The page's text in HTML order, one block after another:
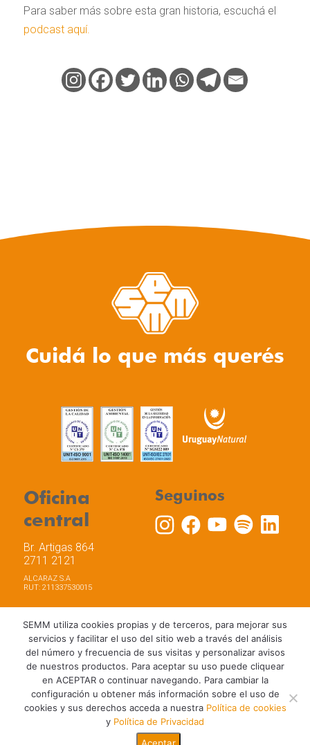
Para saber más sobre esta gran historia, escuchá el
podcast aquí.
Cuidá lo que más querés
Oficina
central
Br. Artigas 864
2711 2121
ALCARAZ S.A
RUT: 211337530015
Seguinos
Trabaja con nosotros
Política de privacidad
Términos y Condiciones de Uso
Política de Cookies
SEMM utiliza cookies propias y de terceros, para mejorar sus
servicios y facilitar el uso del sitio web a través del análisis
del número y frecuencia de sus visitas y personalizar avisos
de nuestros productos. Para aceptar su uso puede cliquear
en ACEPTAR o continuar navegando. Para cambiar la
configuración u obtener más información sobre el uso de
cookies y sus derechos acceda a nuestra Política de cookies
y Política de Privacidad